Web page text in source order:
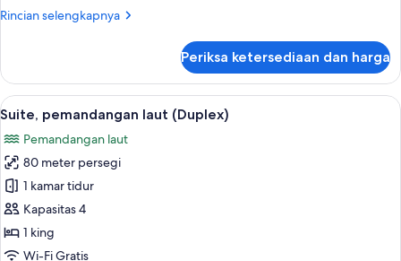
Rincian selengkapnya
Rincian
Suite
Junior,
pemandangan
Periksa ketersediaan dan harga
Lihat
semua
foto
untuk
Suite,
pemandangan
laut
(Duplex)
Seprai premium, selimut bulu angsa,
5
Suite, pemandangan laut (Duplex)
Pemandangan laut
80 meter persegi
1 kamar tidur
Kapasitas 4
1 king
Wi-Fi Gratis